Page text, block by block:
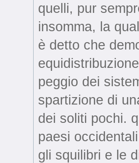
quelli, pur
insomma, la
è detto che
peggio dei
spartizione di
dei soliti pochi.
paesi
gli squilibri e le